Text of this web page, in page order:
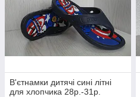
В'єтнамки дитячі сині літні
для хлопчика 28р.-31р.